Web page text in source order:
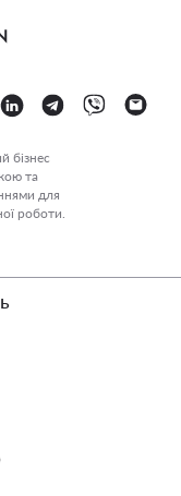
бізнес
та
для
роботи.